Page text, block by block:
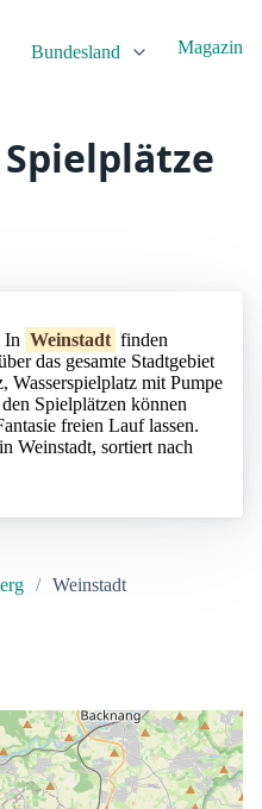
Bundesland Magazin
In Weinstadt finden
das gesamte Stadtgebiet
Wasserspielplatz mit Pumpe
Spielplätzen können
freien Lauf lassen.
Weinstadt, sortiert nach
Weinstadt